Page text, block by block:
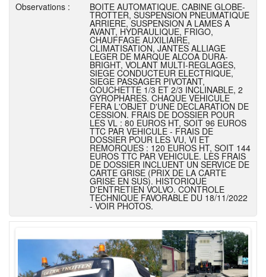
Observations :
BOITE AUTOMATIQUE. CABINE GLOBE-
TROTTER, SUSPENSION PNEUMATIQUE
ARRIERE, SUSPENSION A LAMES A
AVANT, HYDRAULIQUE, FRIGO,
CHAUFFAGE AUXILIAIRE,
CLIMATISATION, JANTES ALLIAGE
LEGER DE MARQUE ALCOA DURA-
BRIGHT, VOLANT MULTI-REGLAGES,
SIEGE CONDUCTEUR ELECTRIQUE,
SIEGE PASSAGER PIVOTANT,
COUCHETTE 1/3 ET 2/3 INCLINABLE, 2
GYROPHARES. CHAQUE VEHICULE
FERA L'OBJET D'UNE DECLARATION DE
CESSION. FRAIS DE DOSSIER POUR
LES VL : 80 EUROS HT, SOIT 96 EUROS
TTC PAR VEHICULE - FRAIS DE
DOSSIER POUR LES VU, VI ET
REMORQUES : 120 EUROS HT, SOIT 144
EUROS TTC PAR VEHICULE. LES FRAIS
DE DOSSIER INCLUENT UN SERVICE DE
CARTE GRISE (PRIX DE LA CARTE
GRISE EN SUS). HISTORIQUE
D'ENTRETIEN VOLVO. CONTROLE
TECHNIQUE FAVORABLE DU 18/11/2022
- VOIR PHOTOS.